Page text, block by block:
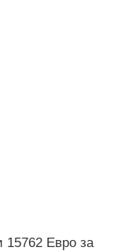
15762 Евро за